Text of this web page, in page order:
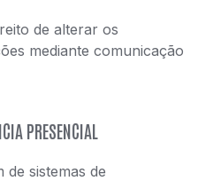
de alterar os
mediante comunicação
PRESENCIAL
de sistemas de